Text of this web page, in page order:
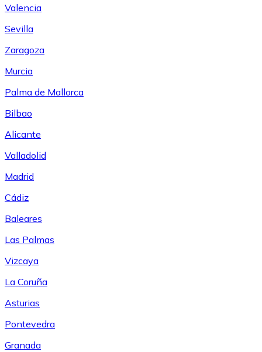
Valencia
Sevilla
Zaragoza
Murcia
Palma de Mallorca
Bilbao
Alicante
Valladolid
Madrid
Cádiz
Baleares
Las Palmas
Vizcaya
La Coruña
Asturias
Pontevedra
Granada